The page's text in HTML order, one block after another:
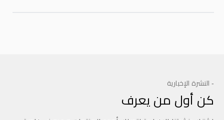
- النشرة الإخبارية
كن أول من يعرف